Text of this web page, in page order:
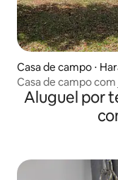
Casa de campo ⋅
Casa de campo
Aluguel por